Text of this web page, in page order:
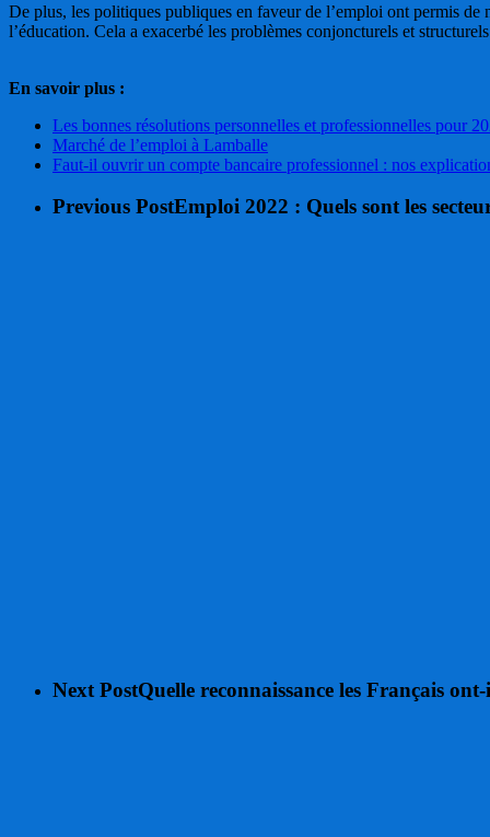
De plus, les politiques publiques en faveur de l’emploi ont permis de
l’éducation. Cela a exacerbé les problèmes conjoncturels et
En savoir plus :
Les bonnes résolutions personnelles et professionnelles pour
Marché de l’emploi à Lamballe
Faut-il ouvrir un compte bancaire professionnel : nos
Previous PostEmploi 2022 : Quels sont les
Next PostQuelle reconnaissance les Français